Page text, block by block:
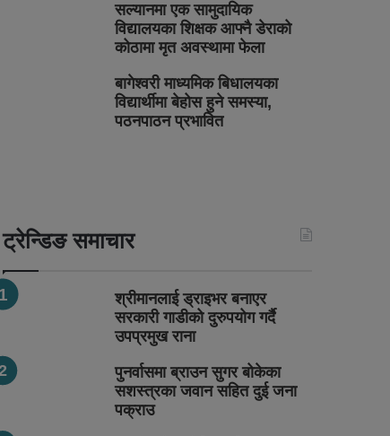
सल्यानमा एक सामुदायिक
विद्यालयका शिक्षक आफ्नै डेराको
कोठामा मृत अवस्थामा फेला
बागेश्वरी माध्यमिक बिधालयका
विद्यार्थीमा बेहोस हुने समस्या,
पठनपाठन प्रभावित
ट्रेन्डिङ समाचार
श्रीमानलाई ड्राइभर बनाएर
सरकारी गाडीको दुरुपयोग गर्दै
उपप्रमुख राना
पुनर्वासमा ब्राउन सुगर बोकेका
सशस्त्रका जवान सहित दुई जना
पक्राउ